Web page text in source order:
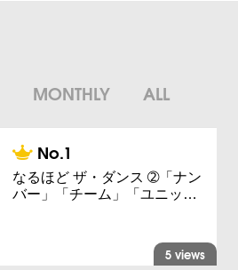
MONTHLY ALL
なるほど ザ・ダンス ➁「ナン
バー」「チーム」「ユニッ…
5 views